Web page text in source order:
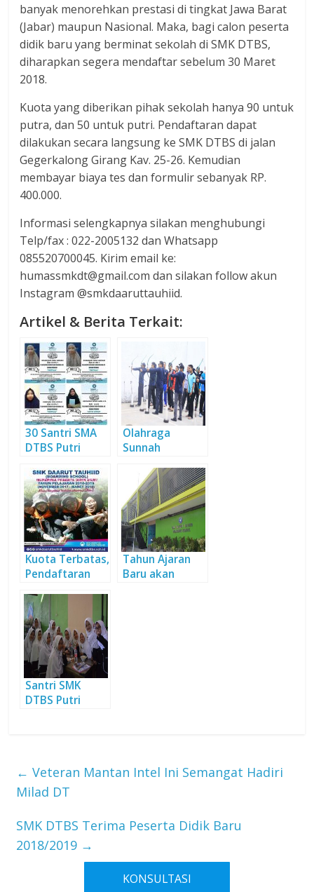
banyak menorehkan prestasi di tingkat Jawa Barat
(Jabar) maupun Nasional. Maka, bagi calon peserta
didik baru yang berminat sekolah di SMK DTBS,
diharapkan segera mendaftar sebelum 30 Maret
2018.
Kuota yang diberikan pihak sekolah hanya 90 untuk
putra, dan 50 untuk putri. Pendaftaran dapat
dilakukan secara langsung ke SMK DTBS di jalan
Gegerkalong Girang Kav. 25-26. Kemudian
membayar biaya tes dan formulir sebanyak RP.
400.000.
Informasi selengkapnya silakan menghubungi
Telp/fax : 022-2005132 dan Whatsapp
085520700045. Kirim email ke:
humassmkdt@gmail.com dan silakan follow akun
Instagram @smkdaaruttauhiid.
Artikel & Berita Terkait:
30 Santri SMA
DTBS Putri
Kenaikan Juz
Olahraga
Sunnah
Kualitas SDM
SMK DTBS
Kuota Terbatas,
Pendaftaran
Masih Dibuka
Tahun Ajaran
Baru akan
Santri SMK
DTBS Putri
← Veteran Mantan Intel Ini Semangat Hadiri
Milad DT
SMK DTBS Terima Peserta Didik Baru
2018/2019 →
KONSULTASI